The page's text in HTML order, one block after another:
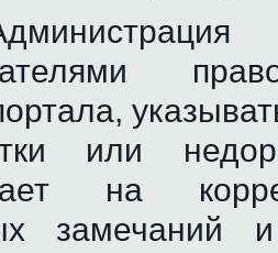
или
на
замечаний и